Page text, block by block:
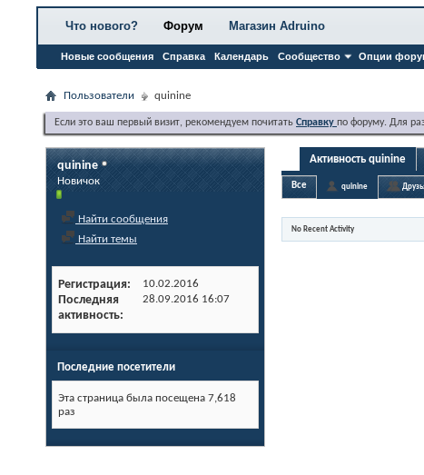
Что нового? Форум
Новые сообщения Справка Календарь Сообщество Опции
Магазин Adruino
Пользователи quinine
Если это ваш первый визит, рекомендуем почитать Справку по форуму. Для
quinine
Новичок
Найти сообщения
Найти темы
Регистрация 10.02.2016
Последняя
активность
28.09.2016 16:07
Последние посетители
Эта страница была посещена 7,618
раз
Активность quinine
Все quinine
No Recent Activity